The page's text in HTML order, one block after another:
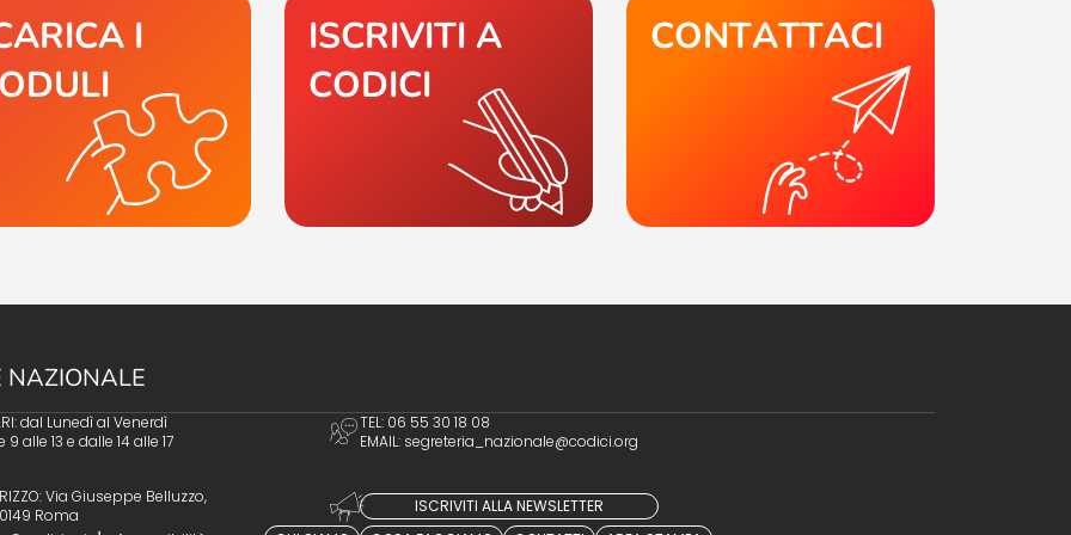
I
ISCRIVITI A
CODICI
CONTATTACI
NAZIONALE
dal Lunedì al Venerdì
9 alle 13 e dalle 14 alle 17
TEL: 06 55 30 18 08
EMAIL: segreteria_nazionale@codici.org
Via Giuseppe Belluzzo,
Roma
ISCRIVITI ALLA NEWSLETTER